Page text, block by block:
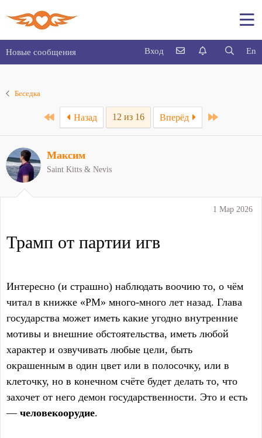
Новые сообщения En
Вход
Беседка
First Назад 12 из 16 Вперёд Last
1 Мар 2026
Трамп от партии игв
Интересно (и страшно) наблюдать воочию то, о чём
читал в книжке «РМ» много-много лет назад. Глава
государства может иметь какие угодно внутренние
мотивы и внешние обстоятельства, иметь любой
характер и озвучивать любые цели, быть
окрашенным в один цвет или в полосочку, или в
клеточку, но в конечном счёте будет делать то, что
захочет от него демон государственности. Это и есть
— человекоорудие.
Максим
Saint Kitts & Nevis